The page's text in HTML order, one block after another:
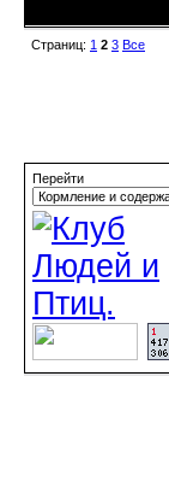
Страниц: 1 2 3 Все
Перейти